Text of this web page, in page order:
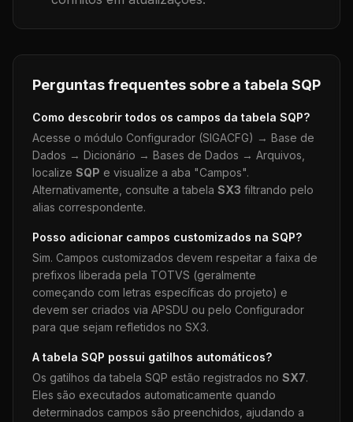
Perguntas frequentes sobre a tabela SQP
Como descobrir todos os campos da tabela SQP?
Acesse o módulo Configurador (SIGACFG) → Base de
Dados → Dicionário → Bases de Dados → Arquivos,
localize SQP e visualize a aba "Campos".
Alternativamente, consulte a tabela SX3 filtrando pelo
alias correspondente.
Posso adicionar campos customizados na SQP?
Sim. Campos customizados devem respeitar a faixa de
prefixos liberada pela TOTVS (geralmente
começando com letras específicas do projeto) e
devem ser criados via APSDU ou pelo Configurador
para que sejam refletidos no SX3.
A tabela SQP possui gatilhos automáticos?
Os gatilhos da tabela SQP estão registrados no SX7.
Eles são executados automaticamente quando
determinados campos são preenchidos, ajudando a